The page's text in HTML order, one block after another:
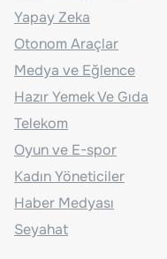
Yapay Zeka
Otonom Araçlar
Medya ve Eğlence
Hazır Yemek Ve Gıda
Telekom
Oyun ve E-spor
Kadın Yöneticiler
Haber Medyası
Seyahat